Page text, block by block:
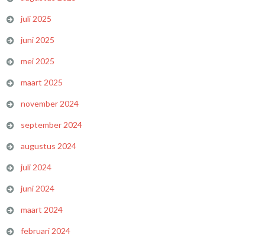
juli 2025
juni 2025
mei 2025
maart 2025
november 2024
september 2024
augustus 2024
juli 2024
juni 2024
maart 2024
februari 2024